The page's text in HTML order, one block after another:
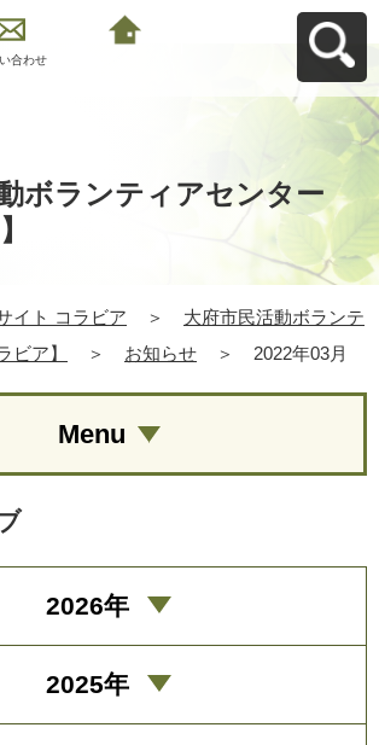
合わせ
ボランティアセンター
イト コラビア ＞
大府市民活動ボランテ
ビア】
＞ お知らせ ＞ 2022年03月
Menu
2026年
2025年